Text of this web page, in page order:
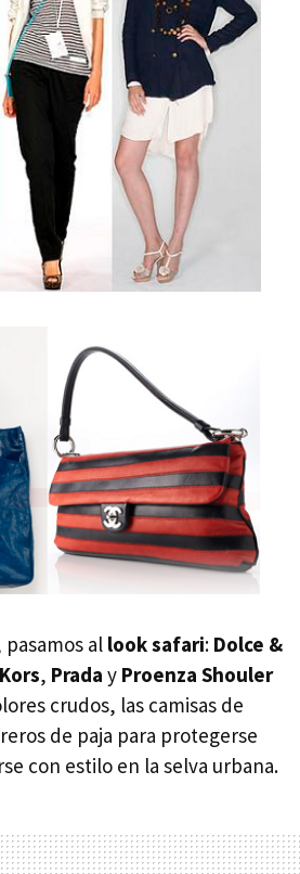
al look safari: Dolce &
, Prada y Proenza Shouler
crudos, las camisas de
de paja para protegerse
con estilo en la selva urbana.